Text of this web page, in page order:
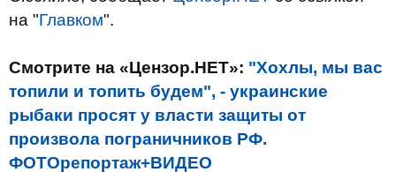
на "Главком".
Смотрите на «Цензор.НЕТ»: "Хохлы, мы вас
топили и топить будем", - украинские
рыбаки просят у власти защиты от
произвола пограничников РФ.
ФОТОрепортаж+ВИДЕО